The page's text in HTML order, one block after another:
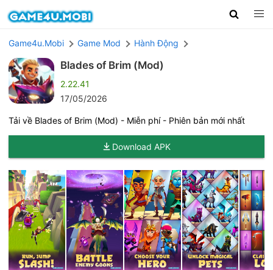
Game4u.Mobi Game Mod Hành Động
Blades of Brim (Mod)
2.22.41
17/05/2026
Tải về Blades of Brim (Mod) - Miễn phí - Phiên bản mới nhất
Download APK